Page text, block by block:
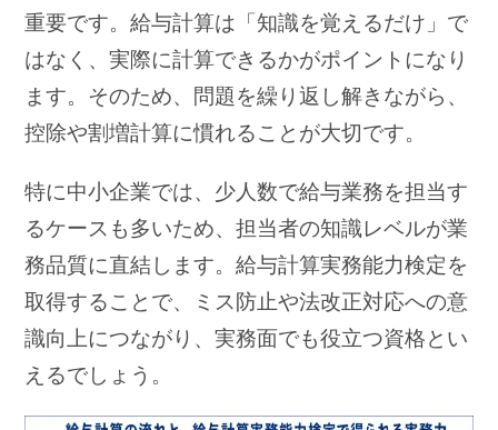
重要です。給与計算は「知識を覚えるだけ」で
はなく、実際に計算できるかがポイントになり
ます。そのため、問題を繰り返し解きながら、
控除や割増計算に慣れることが大切です。
特に中小企業では、少人数で給与業務を担当す
るケースも多いため、担当者の知識レベルが業
務品質に直結します。給与計算実務能力検定を
取得することで、ミス防止や法改正対応への意
識向上につながり、実務面でも役立つ資格とい
えるでしょう。